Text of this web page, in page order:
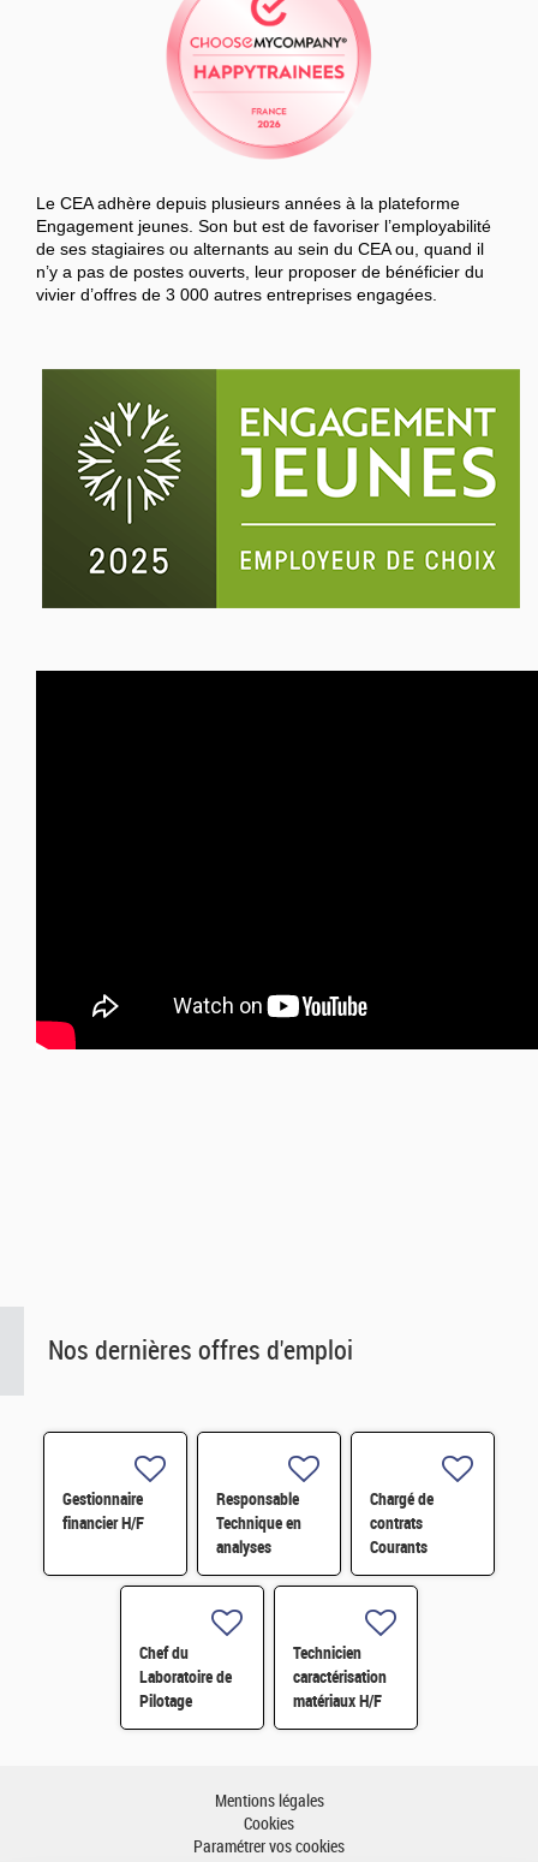
Le CEA adhère depuis plusieurs années à la plateforme
Engagement jeunes. Son but est de favoriser l’employabilité
de ses stagiaires ou alternants au sein du CEA ou, quand il
n’y a pas de postes ouverts, leur proposer de bénéficier du
vivier d’offres de 3 000 autres entreprises engagées.
Nos dernières offres d'emploi
Gestionnaire
financier H/F
Responsable
Technique en
analyses
radiologiques
Chargé de
contrats
Courants
Faibles (CFA)
Chef du
Laboratoire de
Pilotage
Intelligent des
Technicien
caractérisation
matériaux H/F
Mentions légales
Cookies
Paramétrer vos cookies